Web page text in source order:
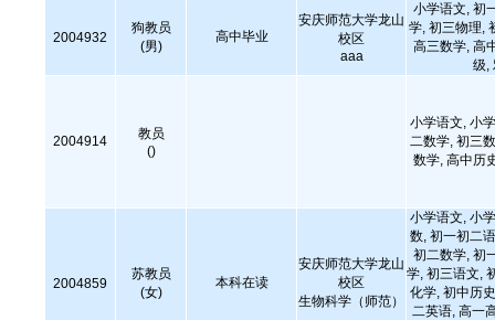
2004932
狗教员
(男)
高中毕业
安庆师范大学龙山
校区
aaa
小学语文, 初
学, 初三物理,
高三数学, 高
级,
2004914
教员
()
小学语文, 小
二数学, 初三
数学, 高中历
2004859
苏教员
(女)
本科在读
安庆师范大学龙山
校区
生物科学（师范）
小学语文, 小
数, 初一初二
初二数学, 初
学, 初三语文,
化学, 初中历
二英语, 高一